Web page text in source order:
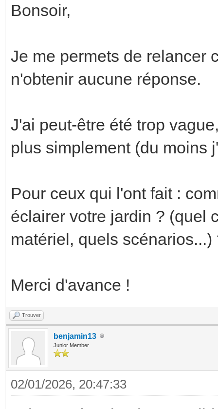
Bonsoir,
Je me permets de relancer
n'obtenir aucune réponse.
J'ai peut-être été trop
plus simplement (du moins
Pour ceux qui l'ont fait :
éclairer votre jardin ? (quel
matériel, quels scénarios...)
Merci d'avance !
Trouver
benjamin13
Junior Member
02/01/2026, 20:47:33